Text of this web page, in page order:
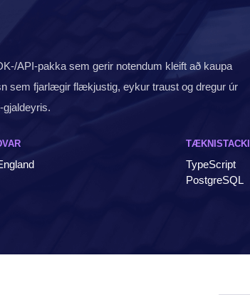
API-pakka sem gerir notendum kleift að kaupa
sem fjarlægir flækjustig, eykur traust og dregur úr
TÆKNISTACKI
TypeScript
PostgreSQL